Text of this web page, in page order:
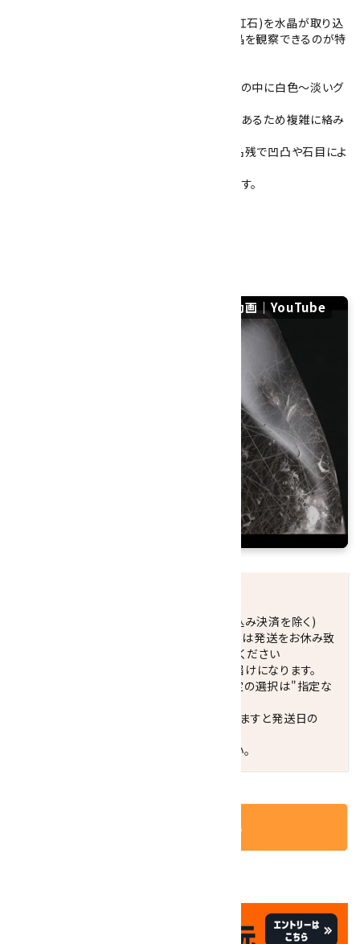
ルチルクォーツは、先に結晶化したルチル(金紅石)を水晶が取り込
んだ石で、透明な水晶を通してその針状の結晶を観察できるのが特
こちらのルチルクォーツは、透明度の高い水晶の中に白色～淡いグ
内部にはクラックが入っていますが、透明度があるため複雑に絡み
研磨により表面には艶がありますが、原石の名残で凹凸や石目によ
一面が平らに加工されており、安定して置けます。
ルチルクォーツ 原石 磨き 49.6gの紹介動画｜YouTube
正午までのご注文で当日発送致します。(振込み決済を除く)
休業日(水曜日、第1．3木曜日)と臨時休業日は発送をお休み致
します。 営業日カレンダー(左下段)をご確認ください
配達ご希望日がない場合は、最短日でのお届けになります。
※最短でのお届けをご希望の場合、時間指定の選択は"指定な
お届けの地域によっては、時間帯を指定されますと発送日の
ご不明な点はお気軽にお問い合わせください。
カートに入れる
祝☆サイトオープン17周年